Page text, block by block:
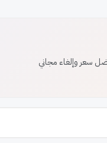
سعر وإلغاء مجاني